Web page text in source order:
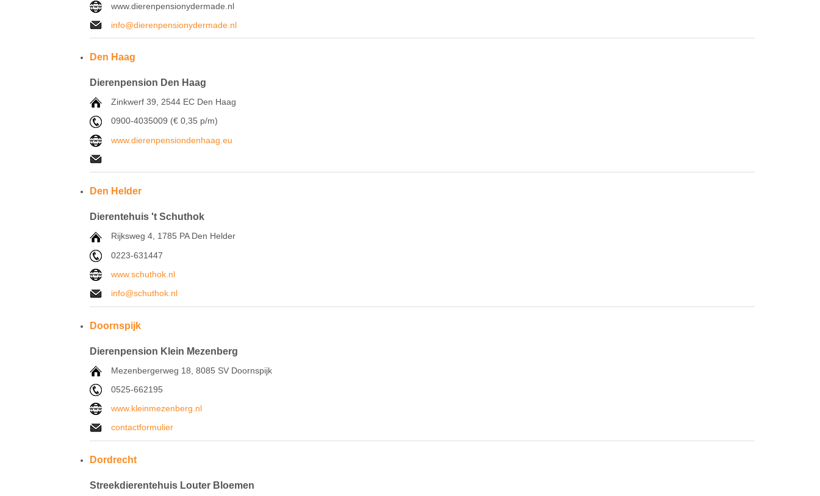
www.dierenpensionydermade.nl
info@dierenpensionydermade.nl
Den Haag
Dierenpension Den Haag
Zinkwerf 39, 2544 EC Den Haag
0900-4035009 (€ 0,35 p/m)
www.dierenpensiondenhaag.eu
Den Helder
Dierentehuis 't Schuthok
Rijksweg 4, 1785 PA Den Helder
0223-631447
www.schuthok.nl
info@schuthok.nl
Doornspijk
Dierenpension Klein Mezenberg
Mezenbergerweg 18, 8085 SV Doornspijk
0525-662195
www.kleinmezenberg.nl
contactformulier
Dordrecht
Streekdierentehuis Louter Bloemen